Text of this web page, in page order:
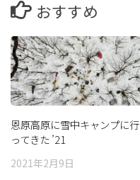
おすすめ
恩原高原に雪中キャンプに行
ってきた ’21
2021年2月9日